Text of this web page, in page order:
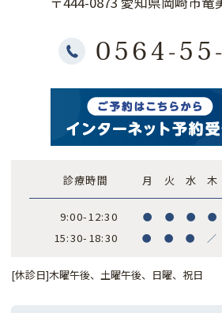
0564-
診療時間 月 火 水 木
9:00-12:30 ● ● ● ●
15:30-18:30 ● ● ● ／
[休診日]木曜午後、土曜午後、日曜、祝日